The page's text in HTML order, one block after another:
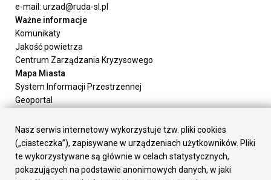
e-mail: urzad@ruda-sl.pl
Ważne informacje
Komunikaty
Jakość powietrza
Centrum Zarządzania Kryzysowego
Mapa Miasta
System Informacji Przestrzennej
Geoportal
Załatw sprawę
Prezydent Miasta
Rada Miasta
Wydziały
Nasz serwis internetowy wykorzystuje tzw. pliki cookies
(„ciasteczka”), zapisywane w urządzeniach użytkowników. Pliki
te wykorzystywane są głównie w celach statystycznych,
pokazujących na podstawie anonimowych danych, w jaki